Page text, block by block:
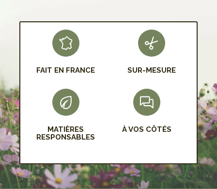
S'INSCRIRE
FAIT EN FRANCE SUR-MESURE
MATIÈRES
RESPONSABLES
À VOS CÔTÉS